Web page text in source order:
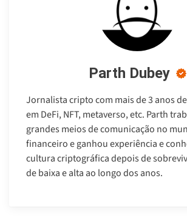
Parth Dubey
Jornalista cripto com mais de 3 anos
em DeFi, NFT, metaverso, etc. Parth
grandes meios de comunicação no
financeiro e ganhou experiência e
cultura criptográfica depois de
de baixa e alta ao longo dos anos.